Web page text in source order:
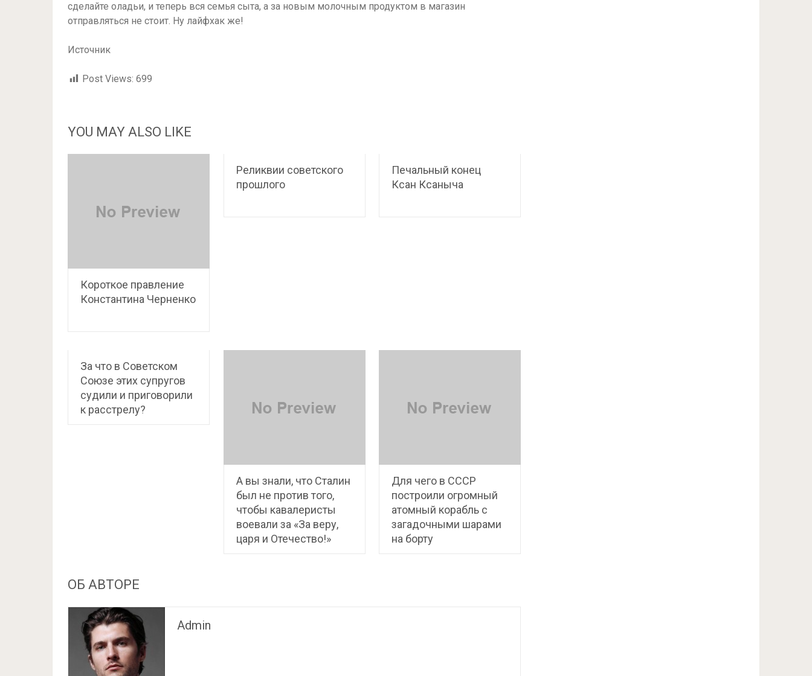
сделайте оладьи, и теперь вся семья сыта, а за новым молочным продуктом в магазин
отправляться не стоит. Ну лайфхак же!
Источник
Post Views: 699
YOU MAY ALSO LIKE
Короткое правление
Константина Черненко
Реликвии советского
прошлого
Печальный конец
Ксан Ксаныча
За что в Советском
Союзе этих супругов
судили и приговорили
к расстрелу?
А вы знали, что Сталин
был не против того,
чтобы кавалеристы
воевали за «За веру,
царя и Отечество!»
Для чего в СССР
построили огромный
атомный корабль с
загадочными шарами
на борту
ОБ АВТОРЕ
Admin